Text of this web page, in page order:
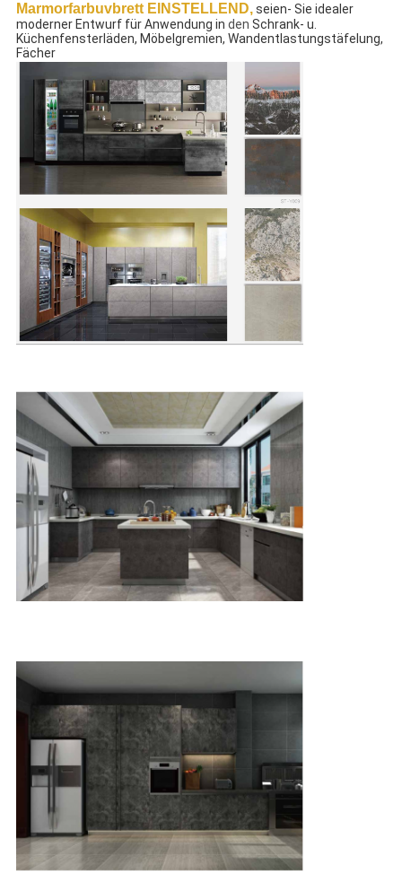
Marmorfarbuvbrett EINSTELLEND,seien- Sie idealer
moderner Entwurf für Anwendung in den Schrank- u.
Küchenfensterläden, Möbelgremien, Wandentlastungstäfelung,
Fächer